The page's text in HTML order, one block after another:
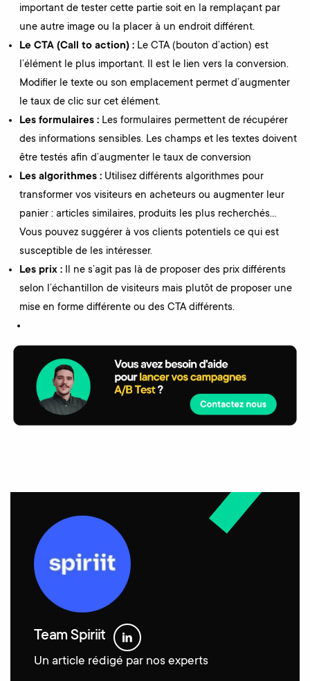
important de tester cette partie soit en la remplaçant par
une autre image ou la placer à un endroit différent.
Le CTA (Call to action) :Le CTA (bouton d’action) est
l’élément le plus important. Il est le lien vers la conversion.
Modifier le texte ou son emplacement permet d’augmenter
le taux de clic sur cet élément.
Les formulaires : Les formulaires permettent de récupérer
des informations sensibles. Les champs et les textes doivent
être testés afin d’augmenter le taux de conversion
Les algorithmes : Utilisez différents algorithmes pour
transformer vos visiteurs en acheteurs ou augmenter leur
panier : articles similaires, produits les plus recherchés…
Vous pouvez suggérer à vos clients potentiels ce qui est
susceptible de les intéresser.
Les prix : Il ne s’agit pas là de proposer des prix différents
selon l’échantillon de visiteurs mais plutôt de proposer une
mise en forme différente ou des CTA différents.
Team Spiriit
Un article rédigé par nos experts